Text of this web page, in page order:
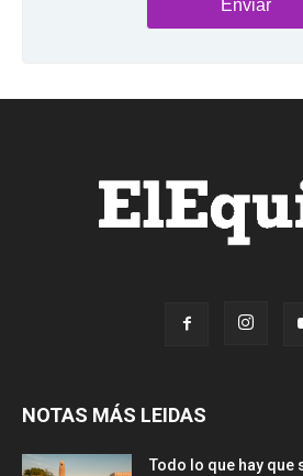
NOTAS MÁS LEIDAS
Todo lo que hay que